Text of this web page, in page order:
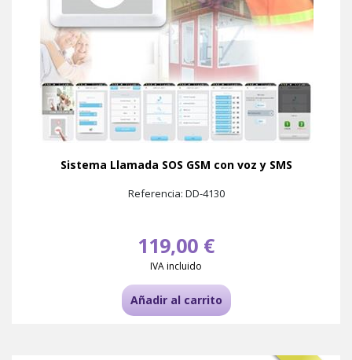
Sistema Llamada SOS GSM con voz y SMS
Referencia: DD-4130
119,00 €
IVA incluido
Añadir al carrito